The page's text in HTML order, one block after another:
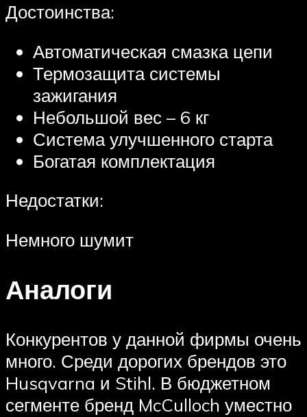
Достоинства:
Автоматическая смазка цепи
Термозащита системы
зажигания
Небольшой вес – 6 кг
Система улучшенного старта
Богатая комплектация
Недостатки:
Немного шумит
Аналоги
Конкурентов у данной фирмы очень
много. Среди дорогих брендов это
Husqvarna и Stihl. В бюджетном
сегменте бренд McCulloch уместно